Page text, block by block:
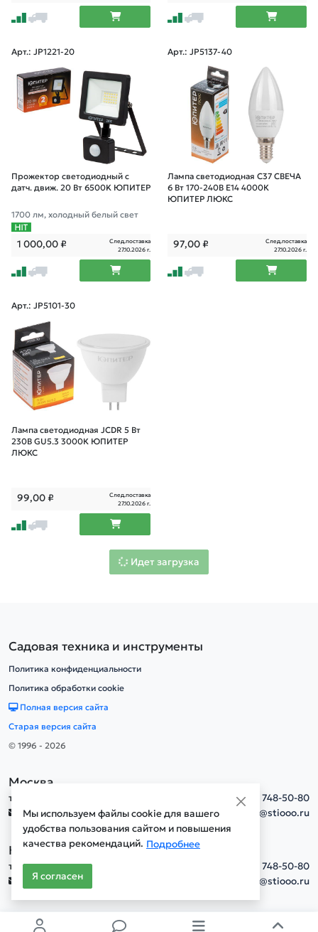
Арт.: JP1221-20
Прожектор светодиодный с
датч. движ. 20 Вт 6500K ЮПИТЕР
1700 лм, холодный белый свет
1 000,00₽
След.поставка
27.10.2026 г.
Арт.: JP5137-40
Лампа светодиодная C37 СВЕЧА
6 Вт 170-240В E14 4000К
ЮПИТЕР ЛЮКС
97,00₽
След.поставка
27.10.2026 г.
Арт.: JP5101-30
Лампа светодиодная JCDR 5 Вт
230В GU5.3 3000К ЮПИТЕР
ЛЮКС
99,00₽
След.поставка
27.10.2026 г.
Идет загрузка
Мы используем файлы cookie для вашего
удобства пользования сайтом и повышения
качества рекомендаций. Подробнее
Я согласен
Садовая техника и инструменты
Политика конфиденциальности
Политика обработки cookie
Полная версия сайта
Старая версия сайта
© 1996 - 2026
Москва
тел.
+7(495) 748-50-80
info@stiooo.ru
Новосибирск
тел.
+7(495) 748-50-80
info@stiooo.ru